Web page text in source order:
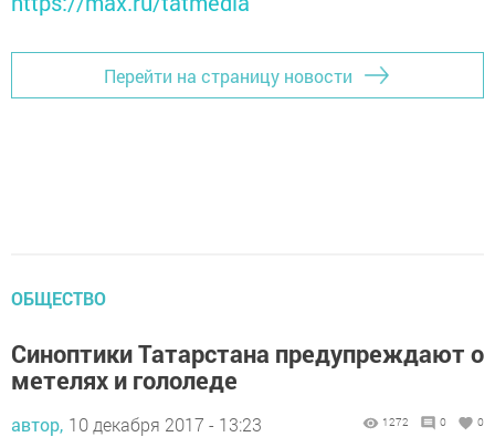
Перейти на страницу новости
ОБЩЕСТВО
Синоптики Татарстана предупреждают о
метелях и гололеде
автор, 10 декабря 2017 - 13:23 1272 0 0